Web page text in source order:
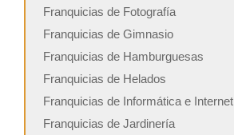
Franquicias de Fotografía
Franquicias de Gimnasio
Franquicias de Hamburguesas
Franquicias de Helados
Franquicias de Informática e Internet
Franquicias de Jardinería